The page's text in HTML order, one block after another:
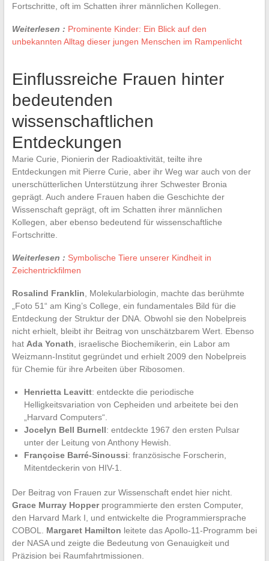
Fortschritte, oft im Schatten ihrer männlichen Kollegen.
Weiterlesen : Prominente Kinder: Ein Blick auf den
unbekannten Alltag dieser jungen Menschen im Rampenlicht
Einflussreiche Frauen hinter
bedeutenden
wissenschaftlichen
Entdeckungen
Marie Curie, Pionierin der Radioaktivität, teilte ihre
Entdeckungen mit Pierre Curie, aber ihr Weg war auch von der
unerschütterlichen Unterstützung ihrer Schwester Bronia
geprägt. Auch andere Frauen haben die Geschichte der
Wissenschaft geprägt, oft im Schatten ihrer männlichen
Kollegen, aber ebenso bedeutend für wissenschaftliche
Fortschritte.
Weiterlesen : Symbolische Tiere unserer Kindheit in
Zeichentrickfilmen
Rosalind Franklin , Molekularbiologin, machte das berühmte
„Foto 51“ am King’s College, ein fundamentales Bild für die
Entdeckung der Struktur der DNA. Obwohl sie den Nobelpreis
nicht erhielt, bleibt ihr Beitrag von unschätzbarem Wert. Ebenso
hat Ada Yonath , israelische Biochemikerin, ein Labor am
Weizmann-Institut gegründet und erhielt 2009 den Nobelpreis
für Chemie für ihre Arbeiten über Ribosomen.
Henrietta Leavitt: entdeckte die periodische
Helligkeitsvariation von Cepheiden und arbeitete bei den
„Harvard Computers“.
Jocelyn Bell Burnell: entdeckte 1967 den ersten Pulsar
unter der Leitung von Anthony Hewish.
Françoise Barré-Sinoussi: französische Forscherin,
Mitentdeckerin von HIV-1.
Der Beitrag von Frauen zur Wissenschaft endet hier nicht.
Grace Murray Hopperprogrammierte den ersten Computer,
den Harvard Mark I, und entwickelte die Programmiersprache
COBOL. Margaret Hamilton leitete das Apollo-11-Programm bei
der NASA und zeigte die Bedeutung von Genauigkeit und
Präzision bei Raumfahrtmissionen.